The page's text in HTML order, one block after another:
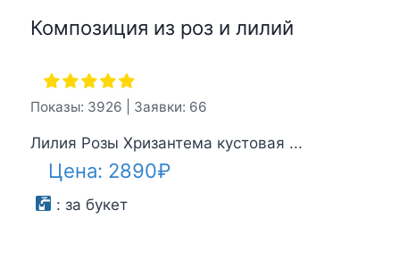
Композиция из роз и лилий
Показы: 3926 | Заявки: 66
Лилия Розы Хризантема кустовая ...
Цена: 2890₽
: за букет